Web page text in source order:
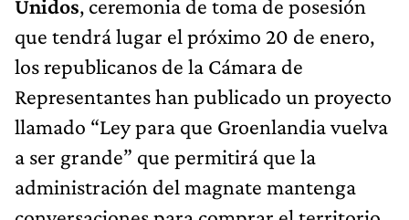
Unidos, ceremonia de toma de posesión
que tendrá lugar el próximo 20 de enero,
los republicanos de la Cámara de
Representantes han publicado un proyecto
llamado “Ley para que Groenlandia vuelva
a ser grande” que permitirá que la
administración del magnate mantenga